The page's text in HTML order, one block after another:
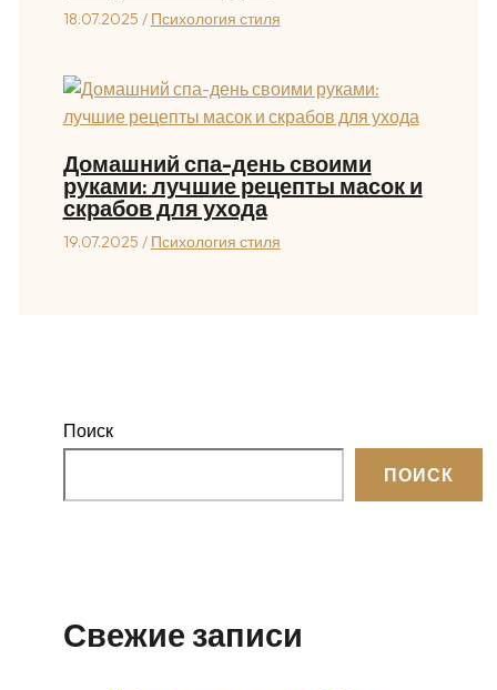
18.07.2025 / Психология стиля
Домашний спа-день своими
руками: лучшие рецепты масок и
скрабов для ухода
19.07.2025 / Психология стиля
Поиск
ПОИСК
Свежие записи